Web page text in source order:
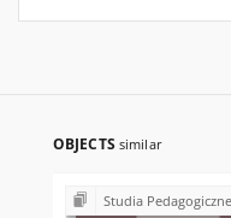
OBJECTS similar
Studia Pedagogiczne